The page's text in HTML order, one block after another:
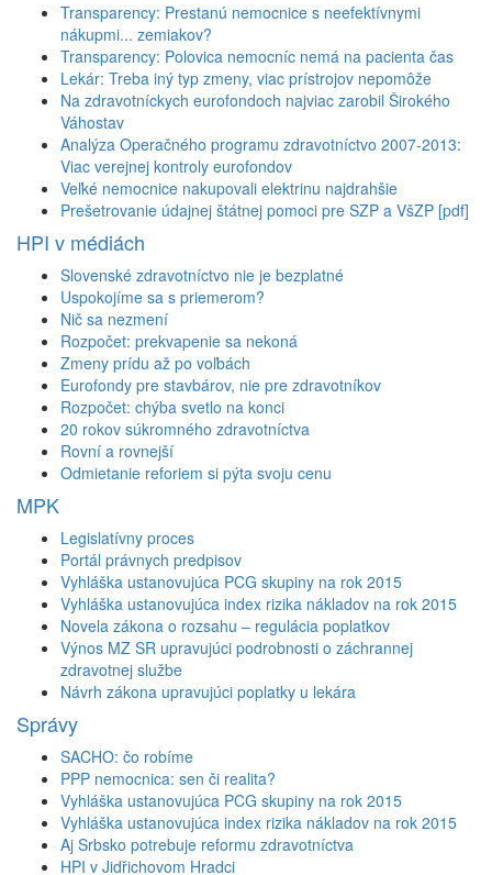
Transparency: Prestanú nemocnice s neefektívnymi
nákupmi... zemiakov?
Transparency: Polovica nemocníc nemá na pacienta čas
Lekár: Treba iný typ zmeny, viac prístrojov nepomôže
Na zdravotníckych eurofondoch najviac zarobil Širokého
Váhostav
Analýza Operačného programu zdravotníctvo 2007-2013:
Viac verejnej kontroly eurofondov
Veľké nemocnice nakupovali elektrinu najdrahšie
Prešetrovanie údajnej štátnej pomoci pre SZP a VšZP [pdf]
HPI v médiách
Slovenské zdravotníctvo nie je bezplatné
Uspokojíme sa s priemerom?
Nič sa nezmení
Rozpočet: prekvapenie sa nekoná
Zmeny prídu až po voľbách
Eurofondy pre stavbárov, nie pre zdravotníkov
Rozpočet: chýba svetlo na konci
20 rokov súkromného zdravotníctva
Rovní a rovnejší
Odmietanie reforiem si pýta svoju cenu
MPK
Legislatívny proces
Portál právnych predpisov
Vyhláška ustanovujúca PCG skupiny na rok 2015
Vyhláška ustanovujúca index rizika nákladov na rok 2015
Novela zákona o rozsahu – regulácia poplatkov
Výnos MZ SR upravujúci podrobnosti o záchrannej
zdravotnej službe
Návrh zákona upravujúci poplatky u lekára
Správy
SACHO: čo robíme
PPP nemocnica: sen či realita?
Vyhláška ustanovujúca PCG skupiny na rok 2015
Vyhláška ustanovujúca index rizika nákladov na rok 2015
Aj Srbsko potrebuje reformu zdravotníctva
HPI v Jidřichovom Hradci